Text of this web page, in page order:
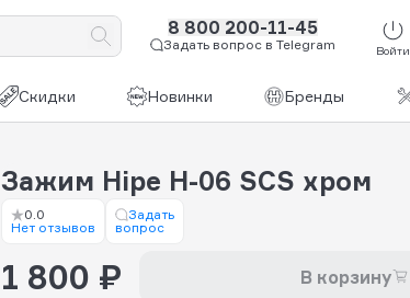
8 800 200-11-45
Задать вопрос в Telegram Войти
Скидки Новинки Бренды
Зажим Hipe H-06 SCS хром
0.0
Нет отзывов
Задать
вопрос
1 800 ₽ В корзину